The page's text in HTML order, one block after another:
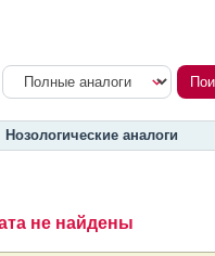
Нозологические аналоги
не найдены